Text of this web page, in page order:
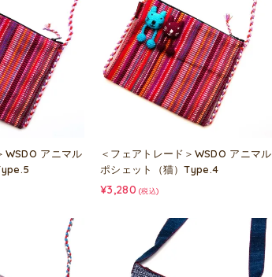
WSDO アニマル
＜フェアトレード＞WSDO アニマル
ポシェット（猫）Type.4
¥3,280 (税込)